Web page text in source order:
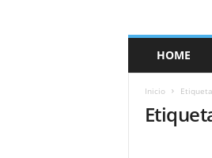
a
HOME
Inicio